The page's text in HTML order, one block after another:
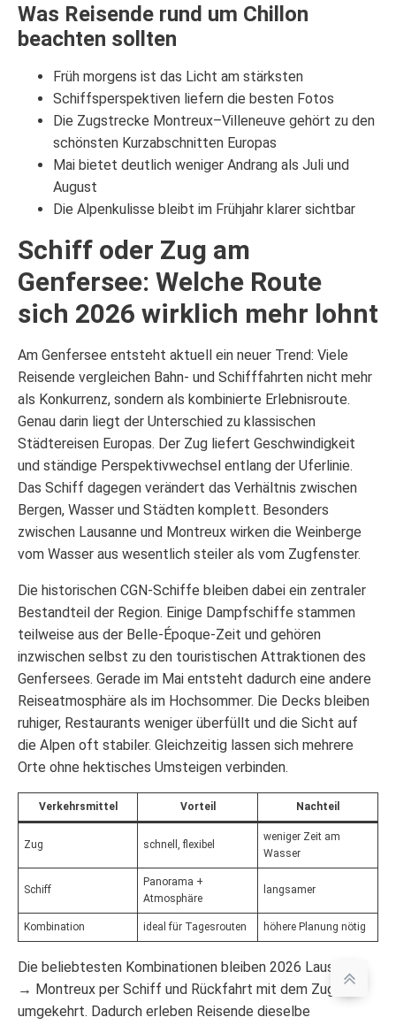
Was Reisende rund um Chillon
beachten sollten
Früh morgens ist das Licht am stärksten
Schiffsperspektiven liefern die besten Fotos
Die Zugstrecke Montreux–Villeneuve gehört zu den
schönsten Kurzabschnitten Europas
Mai bietet deutlich weniger Andrang als Juli und
August
Die Alpenkulisse bleibt im Frühjahr klarer sichtbar
Schiff oder Zug am
Genfersee: Welche Route
sich 2026 wirklich mehr lohnt
Am Genfersee entsteht aktuell ein neuer Trend: Viele
Reisende vergleichen Bahn- und Schifffahrten nicht mehr
als Konkurrenz, sondern als kombinierte Erlebnisroute.
Genau darin liegt der Unterschied zu klassischen
Städtereisen Europas. Der Zug liefert Geschwindigkeit
und ständige Perspektivwechsel entlang der Uferlinie.
Das Schiff dagegen verändert das Verhältnis zwischen
Bergen, Wasser und Städten komplett. Besonders
zwischen Lausanne und Montreux wirken die Weinberge
vom Wasser aus wesentlich steiler als vom Zugfenster.
Die historischen CGN-Schiffe bleiben dabei ein zentraler
Bestandteil der Region. Einige Dampfschiffe stammen
teilweise aus der Belle-Époque-Zeit und gehören
inzwischen selbst zu den touristischen Attraktionen des
Genfersees. Gerade im Mai entsteht dadurch eine andere
Reiseatmosphäre als im Hochsommer. Die Decks bleiben
ruhiger, Restaurants weniger überfüllt und die Sicht auf
die Alpen oft stabiler. Gleichzeitig lassen sich mehrere
Orte ohne hektisches Umsteigen verbinden.
Verkehrsmittel Vorteil Nachteil
Zug schnell, flexibel
weniger Zeit am
Wasser
Schiff
Panorama +
Atmosphäre
langsamer
Kombination ideal für Tagesrouten höhere Planung nötig
Die beliebtesten Kombinationen bleiben 2026 Lausanne
→ Montreux per Schiff und Rückfahrt mit dem Zug oder
umgekehrt. Dadurch erleben Reisende dieselbe